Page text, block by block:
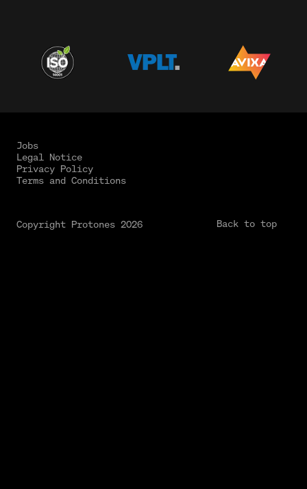
Copyright Protones 2026
Jobs
Legal Notice
Privacy Policy
Terms and Conditions
Back to top